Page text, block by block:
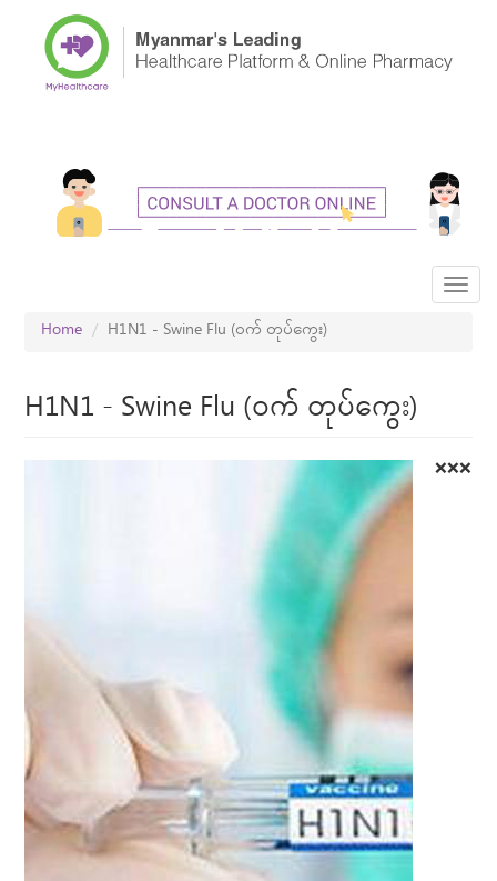
content
Home H1N1 - Swine Flu (ဝက် တုပ်ကွေး)
H1N1 - Swine Flu (ဝက် တုပ်ကွေး)
❌❌❌